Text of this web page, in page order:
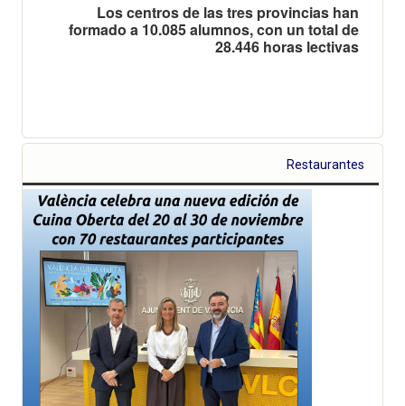
Los centros de las tres provincias han
formado a 10.085 alumnos, con un total de
28.446 horas lectivas
Restaurantes